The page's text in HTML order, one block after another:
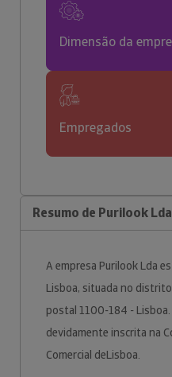
Dimensão da
Empregados
Resumo de Purilook Lda
A empresa Purilook Lda
Lisboa, situada no
postal 1100-184 -
devidamente inscrita na
Comercial deLisboa.